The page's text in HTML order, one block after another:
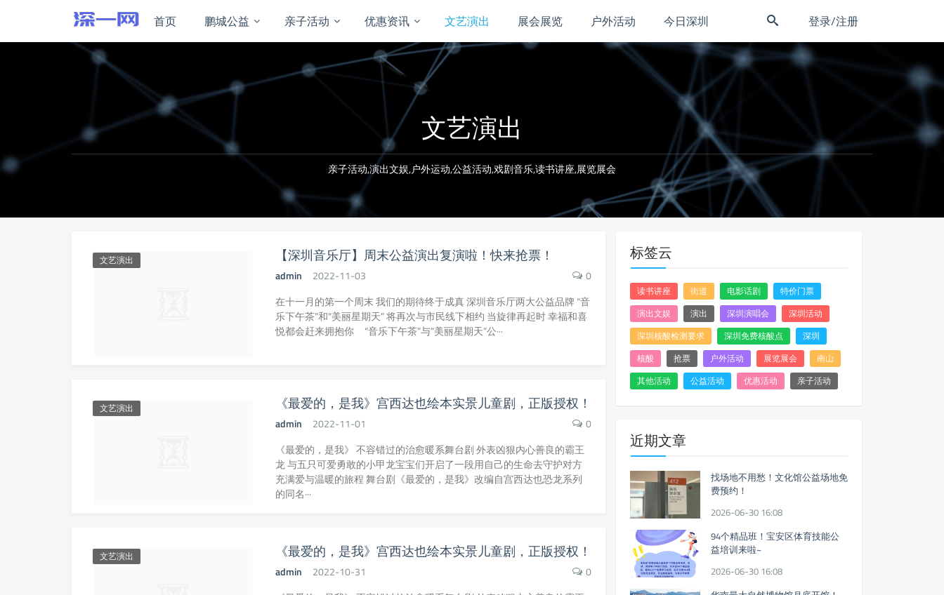
首页 鹏城公益 亲子活动 优惠资讯 文艺演出 展会展览 户外活动 今日深圳 登录/注册
文艺演出
亲子活动,演出文娱,户外运动,公益活动,戏剧音乐,读书讲座,展览展会
文艺演出 【深圳音乐厅】周末公益演出复演啦！快来抢票！
admin 2022-11-03
0
在十一月的第一个周末 我们的期待终于成真 深圳音乐厅两大公益品牌 “音
乐下午茶”和“美丽星期天” 将再次与市民线下相约 当旋律再起时 幸福和喜
悦都会赶来拥抱你 “音乐下午茶”与“美丽星期天”公···
文艺演出 《最爱的，是我》宫西达也绘本实景儿童剧，正版授权！
admin 2022-11-01
0
《最爱的，是我》 不容错过的治愈暖系舞台剧 外表凶狠内心善良的霸王
龙 与五只可爱勇敢的小甲龙宝宝们开启了一段用自己的生命去守护对方
充满爱与温暖的旅程 舞台剧《最爱的，是我》改编自宫西达也恐龙系列
的同名···
文艺演出 《最爱的，是我》宫西达也绘本实景儿童剧，正版授权！
admin 2022-10-31
0
标签云
读书讲座 街道 电影话剧
特价门票
演出文娱
演出 深圳演唱会
深圳活动
深圳核酸检测要求
深圳免费核酸点
深圳
核酸
抢票 户外活动 展览展会
南山
其他活动
公益活动 优惠活动 亲子活动
近期文章
找场地不用愁！文化馆公益场地免
费预约！
2026-06-30 16:08
94个精品班！宝安区体育技能公
益培训来啦~
2026-06-30 16:08